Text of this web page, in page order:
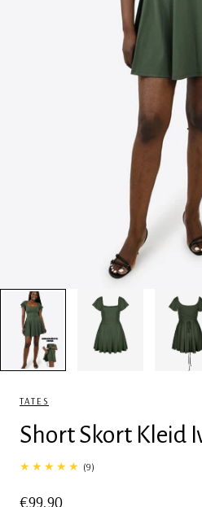
TATES
Short Skort Kleid
(9)9
Regulärer
€99,90